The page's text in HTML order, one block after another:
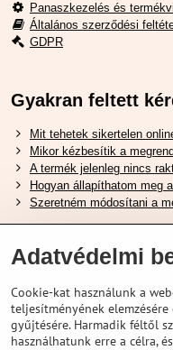
Panaszkezelés és
Általános szerződési
GDPR
Gyakran feltett
Mit tehetek sikertelen
Mikor kézbesítik a
A termék jelenleg nincs
Hogyan állapíthatom meg
Szeretném módosítani a
Hasznos Linkek
Hogyan válasszuk ki a
Hogyan válasszuk ki a
Shimano E-Bike
Adatvédelmi
Cookie-kat használunk a
teljesítményének
gyűjtésére. Harmadik féltől
használhatunk erre a célra,